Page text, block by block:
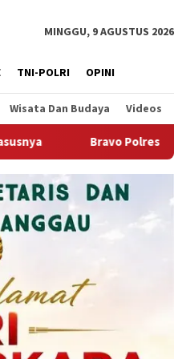
MINGGU, 9 AGUSTUS 2026
TNI-POLRI OPINI
Wisata Dan Budaya Videos
lagi Ungkap